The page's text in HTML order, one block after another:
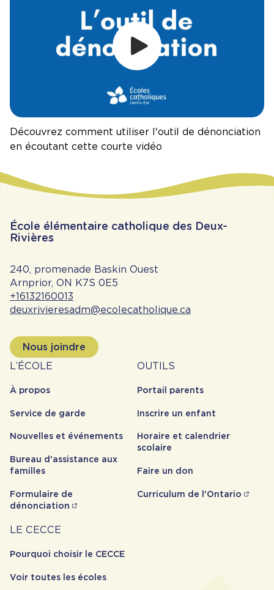
L'outil de
Découvrez comment utiliser l'outil de dénonciation
en écoutant cette courte vidéo
École élémentaire catholique des Deux-
Rivières
240, promenade Baskin Ouest
Arnprior, ON K7S 0E5
+16132160013
deuxrivieresadm@ecolecatholique.ca
Nous joindre
À
propos
L’ÉCOLE
À propos
Service de garde
Nouvelles et événements
Bureau d'assistance aux
familles
Formulaire de
dénonciation
Outils
OUTILS
Portail parents
Inscrire un enfant
Horaire et calendrier
scolaire
Faire un don
Curriculum de l'Ontario
Carrière
LE CECCE
Pourquoi choisir le CECCE
Voir toutes les écoles